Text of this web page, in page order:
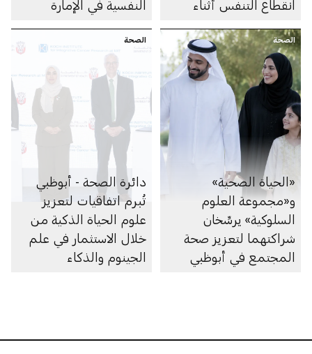
انقطاع التنفس أثناء
النفسية في الإمارة
الصحة
«الحياة الصحية»
و«مجموعة العلوم
السلوكية» يرسِّخان
شراكتهما لتعزيز صحة
المجتمع في أبوظبي
الصحة
دائرة الصحة - أبوظبي
تُبرم اتفاقيات لتعزيز
علوم الحياة الذكية من
خلال الاستثمار في علم
الجينوم والذكاء